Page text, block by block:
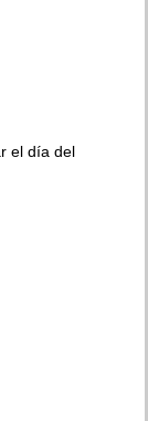
el día del